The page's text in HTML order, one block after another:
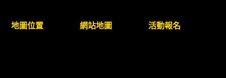
地圖位置 網站地圖 活動報名